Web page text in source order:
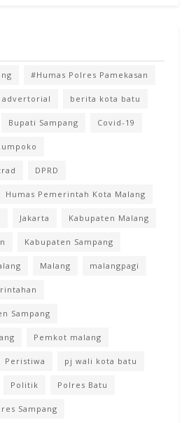
#Humas Polres Pamekasan
advertorial berita kota batu
Bupati Sampang Covid-19
DPRD
Humas Pemerintah Kota Malang
Jakarta Kabupaten Malang
Kabupaten Sampang
Malang malangpagi
Sampang
Pemkot malang
Peristiwa pj wali kota batu
Politik Polres Batu
Sampang